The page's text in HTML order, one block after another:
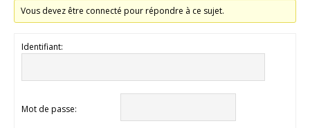
Vous devez être connecté pour répondre à ce sujet.
Identifiant:
Mot de passe: